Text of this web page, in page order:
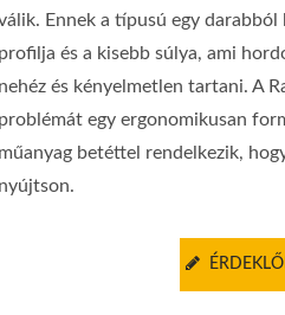
Ennek a típusú egy darabból
profilja és a kisebb súlya, ami
nehéz és kényelmetlen tartani. A
problémát egy ergonomikusan
műanyag betéttel rendelkezik,
nyújtson.